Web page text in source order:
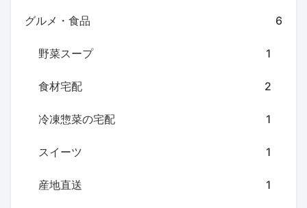
グルメ・食品 6
野菜スープ 1
食材宅配 2
冷凍惣菜の宅配 1
スイーツ 1
産地直送 1